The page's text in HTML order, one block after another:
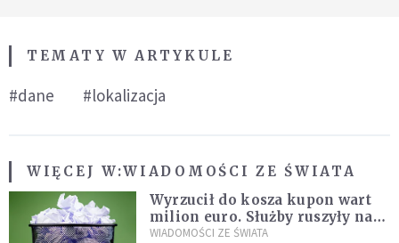
TEMATY W ARTYKULE
#dane #lokalizacja
WIĘCEJ W:WIADOMOŚCI ZE ŚWIATA
Wyrzucił do kosza kupon wart
milion euro. Służby ruszyły na
poszukiwania
WIADOMOŚCI ZE ŚWIATA